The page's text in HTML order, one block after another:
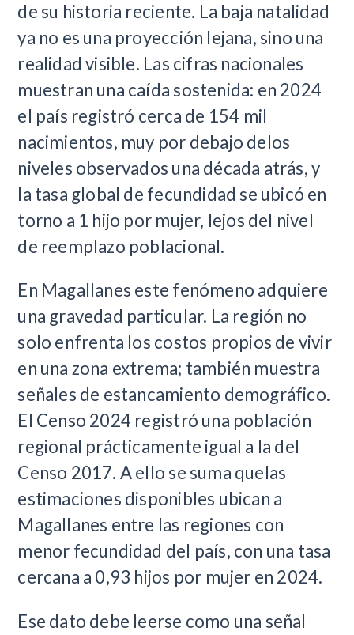
de su historia reciente. La baja natalidad
ya no es una proyección lejana, sino una
realidad visible. Las cifras nacionales
muestran una caída sostenida: en 2024
el país registró cerca de 154 mil
nacimientos, muy por debajo delos
niveles observados una década atrás, y
la tasa global de fecundidad se ubicó en
torno a 1 hijo por mujer, lejos del nivel
de reemplazo poblacional.
En Magallanes este fenómeno adquiere
una gravedad particular. La región no
solo enfrenta los costos propios de vivir
en una zona extrema; también muestra
señales de estancamiento demográfico.
El Censo 2024 registró una población
regional prácticamente igual a la del
Censo 2017. A ello se suma quelas
estimaciones disponibles ubican a
Magallanes entre las regiones con
menor fecundidad del país, con una tasa
cercana a 0,93 hijos por mujer en 2024.
Ese dato debe leerse como una señal